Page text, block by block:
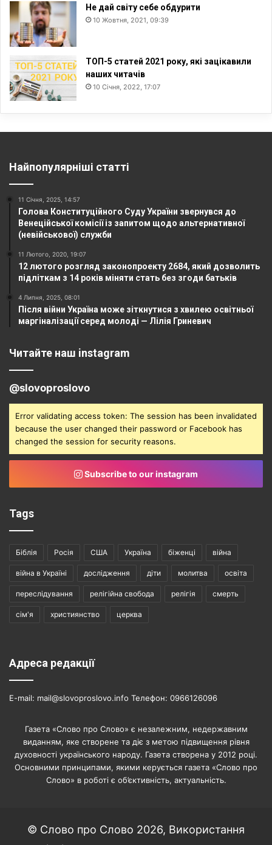
Не дай світу себе обдурити
10 Жовтня, 2021, 09:39
ТОП-5 статей 2021 року, які зацікавили
наших читачів
10 Січня, 2022, 17:07
Найпопулярніші статті
11 Січня, 2025, 14:57
Голова Конституційного Суду України звернувся до
Венеційської комісії із запитом щодо альтернативної
(невійськової) служби
11 Лютого, 2020, 19:07
12 лютого розгляд законопроекту 2684, який дозволить
підліткам з 14 років міняти стать без згоди батьків
4 Липня, 2025, 08:01
Після війни Україна може зіткнутися з хвилею освітньої
маргіналізації серед молоді — Лілія Гриневич
Читайте наш instagram
@slovoproslovo
Error validating access token: The session has been invalidated
because the user changed their password or Facebook has
changed the session for security reasons.
Subscribe to our instagram
Tags
Біблія Росія США Україна біженці війна
війна в Україні дослідження діти молитва освіта
переслідування релігійна свобода релігія смерть
сім'я християнство церква
Адреса редакції
E-mail: mail@slovoproslovo.info Телефон: 0966126096
Газета «Слово про Слово» є незалежним, недержавним
виданням, яке створене та діє з метою підвищення рівня
духовності українського народу. Газета створена у 2012 році.
Основними принципами, якими керується газета «Слово про
Слово» в роботі є об’єктивність, актуальність.
© Слово про Слово 2026, Використання